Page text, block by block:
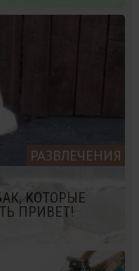
РАЗВЛЕЧЕНИЯ
КОТОРЫЕ
ПРИВЕТ!